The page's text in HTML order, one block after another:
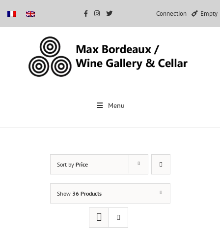
Connection Empty
Menu
Sort by Price
Show 36 Products